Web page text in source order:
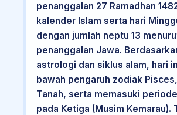
penanggalan 27 Ramadhan
kalender Islam serta hari
dengan jumlah neptu 13
penanggalan Jawa.
astrologi dan siklus alam, hari
bawah pengaruh zodiak
Tanah, serta memasuki
pada Ketiga (Musim Kemarau).